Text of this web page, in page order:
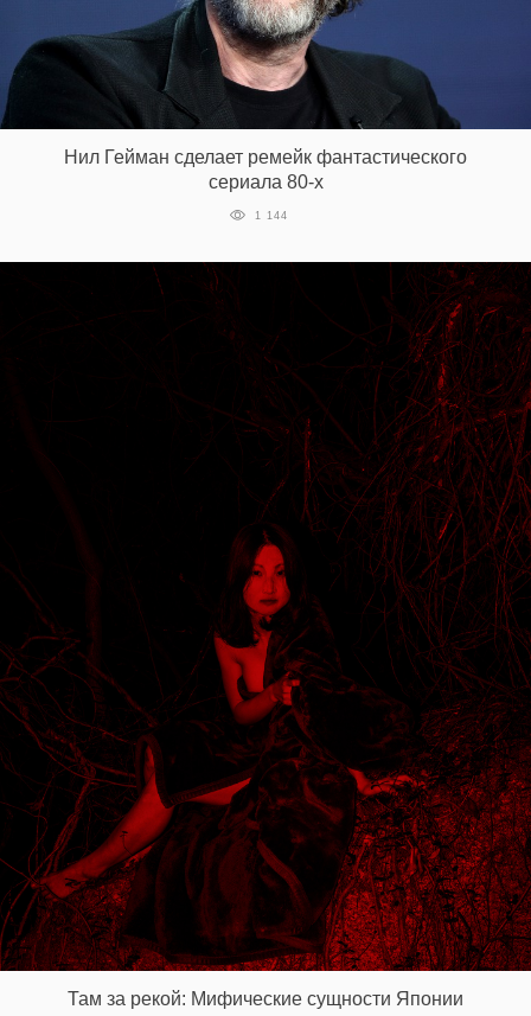
Нил Гейман сделает ремейк фантастического
сериала 80-х
1 144
Там за рекой: Мифические сущности Японии